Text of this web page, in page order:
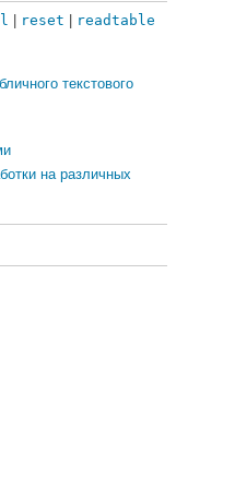
reset readtable
текстового
на различных